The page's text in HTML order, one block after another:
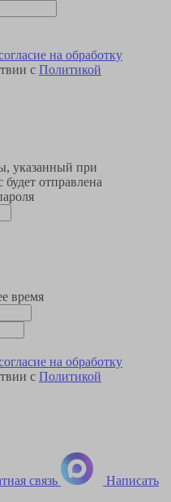
на обработку
с Политикой
указанный при
отправлена
время
на обработку
с Политикой
связь Написать